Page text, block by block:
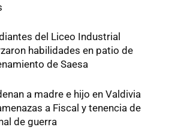
del Liceo Industrial
habilidades en patio de
de Saesa
a madre e hijo en Valdivia
a Fiscal y tenencia de
de guerra